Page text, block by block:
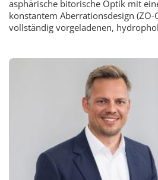
asphärische bitorische Optik mit
konstantem Aberrationsdesign
vollständig vorgeladenen,